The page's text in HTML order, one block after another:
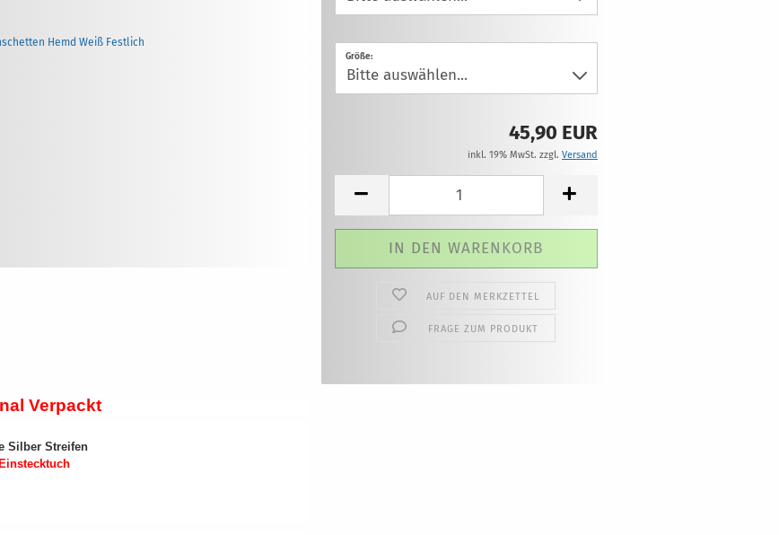
Größe:
45,90 EUR
inkl. 19% MwSt. zzgl. Versand
AUF DEN MERKZETTEL
FRAGE ZUM PRODUKT
Verpackt
Silber Streifen